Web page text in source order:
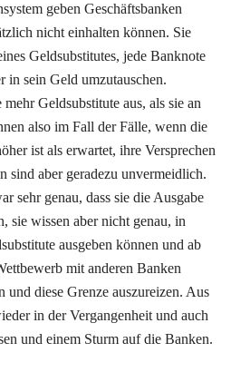
geben Geschäftsbanken
nicht einhalten können. Sie
Geldsubstitutes, jede Banknote
in sein Geld umzutauschen.
Geldsubstitute aus, als sie an
also im Fall der Fälle, wenn die
ist als erwartet, ihre Versprechen
sind aber geradezu unvermeidlich.
sehr genau, dass sie die Ausgabe
sie wissen aber nicht genau, in
ausgeben können und ab
mit anderen Banken
und diese Grenze auszureizen. Aus
in der Vergangenheit und auch
und einem Sturm auf die Banken.